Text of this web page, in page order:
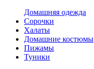
Домашняя одежда
Сорочки
Халаты
Домашние костюмы
Пижамы
Туники